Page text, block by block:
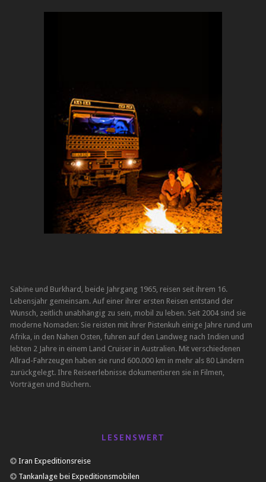
Sabine und Burkhard, beide Jahrgang 1965, reisen seit ihrem 16.
Lebensjahr gemeinsam. Auf einer ihrer ersten Reisen entstand der
Wunsch, zeitlich unabhängig zu sein, mobil zu leben. Seit 2004 sind sie
moderne Nomaden: Sie reisten mit ihrer Pistenkuh einige Jahre rund um
Afrika, in den Nahen Osten, fuhren auf den Landweg nach Indien und
lebten 2 Jahre in einem Land Cruiser in Australien. Mit verschiedenen
Allrad-Fahrzeugen haben sie rund 600.000 km in mehr als 80 Ländern
zurückgelegt. Ihre Reiseerlebnisse dokumentieren sie in Filmen,
Vorträgen und Büchern.
LESENSWERT
Iran Expeditionsreise
Tankanlage bei Expeditionsmobilen